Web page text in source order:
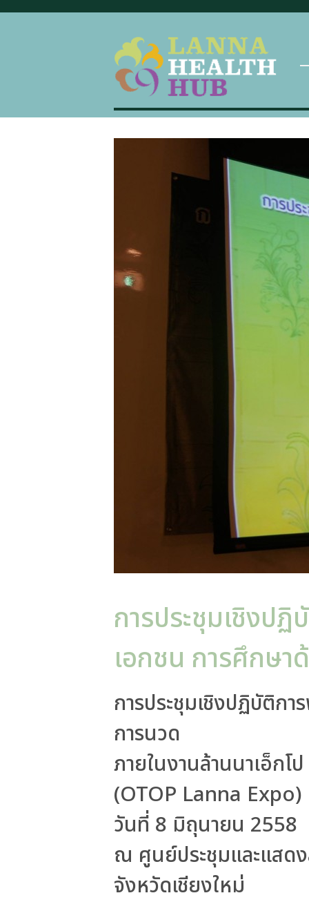
การประชุมเชิงป
เอกชน การศึกษา
การประชุมเชิงปฏิบัติก
การนวด
ภายในงานล้านนาเอ็ก
(OTOP Lanna Expo)
วันที่ 8 มิถุนายน 2558
ณ ศูนย์ประชุมและแสด
จังหวัดเชียงใหม่